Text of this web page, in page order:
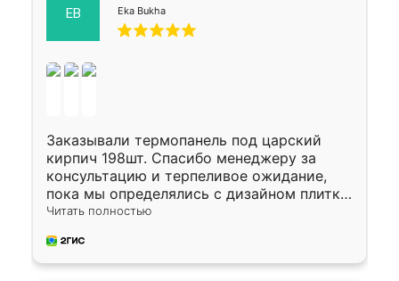
EB Eka Bukha
Заказывали термопанель под царский
кирпич 198шт. Спасибо менеджеру за
консультацию и терпеливое ожидание,
пока мы определялись с дизайном плитки.
Исполнен заказ в срок, спасибо
предоплата наличкой 50%. Накануне с
водителем договорились о доставке в
Читать полностью